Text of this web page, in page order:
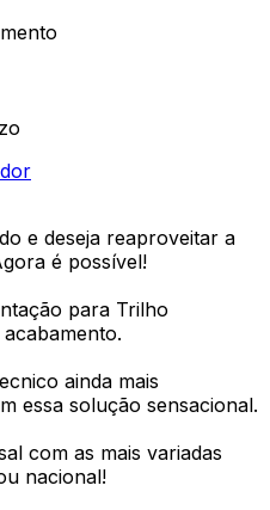
e deseja reaproveitar a
é possível!
para Trilho
ainda mais
essa solução sensacional.
com as mais variadas
nacional!